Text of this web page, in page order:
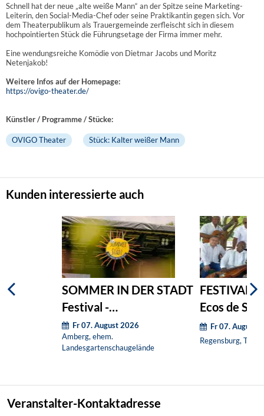
Schnell hat der neue „alte weiße Mann“ an der Spitze seine Marketing-
Leiterin, den Social-Media-Chef oder seine Praktikantin gegen sich. Vor
dem Theaterpublikum als Trauergemeinde zerfleischt sich in diesem
hochpointierten Stück die Führungsetage der Firma immer mehr.
Eine wendungsreiche Komödie von Dietmar Jacobs und Moritz
Netenjakob!
Weitere Infos auf der Homepage:
https://ovigo-theater.de/
Künstler / Programme / Stücke:
OVIGO Theater Stück: Kalter weißer Mann
Kunden interessierte auch
SOMMER IN DER STADT
Festival -
Wochenendticket
Fr 07. August 2026
Amberg, ehem.
Landesgartenschaugelände
FESTIVAL
Ecos de
Fr 07. August
Regensburg,
Veranstalter-Kontaktadresse